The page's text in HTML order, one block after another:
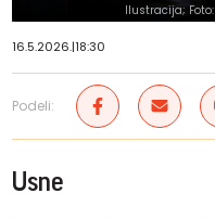
Ilustracija;
16.5.2026.|18:30
Podeli:
Usne